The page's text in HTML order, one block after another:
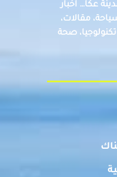
عكا… اخبار
مقالات،
صحة